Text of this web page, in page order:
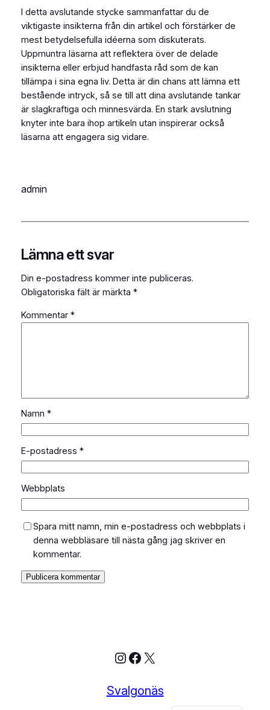
I detta avslutande stycke sammanfattar du de
viktigaste insikterna från din artikel och förstärker de
mest betydelsefulla idéerna som diskuterats.
Uppmuntra läsarna att reflektera över de delade
insikterna eller erbjud handfasta råd som de kan
tillämpa i sina egna liv. Detta är din chans att lämna ett
bestående intryck, så se till att dina avslutande tankar
är slagkraftiga och minnesvärda. En stark avslutning
knyter inte bara ihop artikeln utan inspirerar också
läsarna att engagera sig vidare.
admin
Lämna ett svar
Din e-postadress kommer inte publiceras.
Obligatoriska fält är märkta *
Kommentar *
Namn *
E-postadress *
Webbplats
Spara mitt namn, min e-postadress och webbplats i
denna webbläsare till nästa gång jag skriver en
kommentar.
Instagram
Facebook
X
Svalgonäs